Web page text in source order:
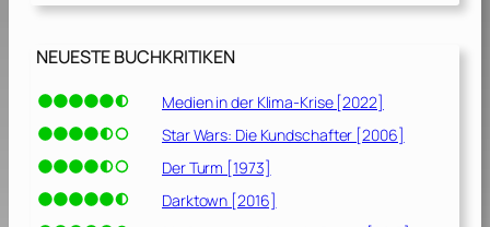
NEUESTE BUCHKRITIKEN
Medien in der Klima-Krise [2022]
Star Wars: Die Kundschafter [2006]
Der Turm [1973]
Darktown [2016]